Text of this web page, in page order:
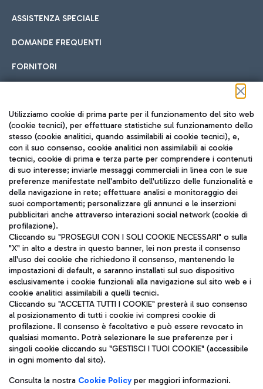
ASSISTENZA SPECIALE
DOMANDE FREQUENTI
FORNITORI
Seguici sui social
TRAVEL JOURNAL
ITA
Aeroporti di Roma S.p.A. - Società soggetta a direzione e
coordinamento di Mundys S.p.A.
Codice fiscale e Registro delle Imprese di Roma 13032990155 P.
IVA 06572251004
Capitale sociale 62.224.743,00 int. vers.
Sede legale: Via Pier Paolo Racchetti 1 - 00054 Fiumicino (RM)
telefono +39 06 65951
Privacy policy
Note legali
Utilizziamo cookie di prima parte per il funzionamento del sito web
(cookie tecnici), per effettuare statistiche sul funzionamento dello
stesso (cookie analitici, quando assimilabili ai cookie tecnici), e,
con il suo consenso, cookie analitici non assimilabili ai cookie
tecnici, cookie di prima e terza parte per comprendere i contenuti
di suo interesse; inviarle messaggi commerciali in linea con le sue
preferenze manifestate nell'ambito dell'utilizzo delle funzionalità e
della navigazione in rete; effettuare analisi e monitoraggio dei
suoi comportamenti; personalizzare gli annunci e le inserzioni
pubblicitari anche attraverso interazioni social network (cookie di
profilazione).
Cliccando su "PROSEGUI CON I SOLI COOKIE NECESSARI" o sulla
"X" in alto a destra in questo banner, lei non presta il consenso
all'uso dei cookie che richiedono il consenso, mantenendo le
impostazioni di default, e saranno installati sul suo dispositivo
esclusivamente i cookie funzionali alla navigazione sul sito web e i
cookie analitici assimilabili a quelli tecnici.
Cliccando su "ACCETTA TUTTI I COOKIE" presterà il suo consenso
al posizionamento di tutti i cookie ivi compresi cookie di
profilazione. Il consenso è facoltativo e può essere revocato in
qualsiasi momento. Potrà selezionare le sue preferenze per i
singoli cookie cliccando su "GESTISCI I TUOI COOKIE" (accessibile
in ogni momento dal sito).
Consulta la nostra Cookie Policyper maggiori informazioni.